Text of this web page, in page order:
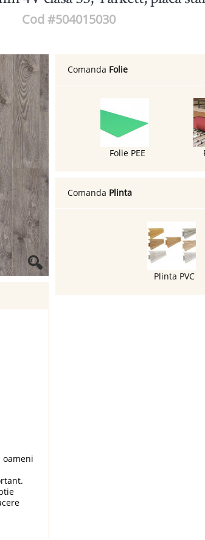
Cod #504015030
oameni
Comanda Folie
Folie PEE
Comanda Plinta
Plinta PVC